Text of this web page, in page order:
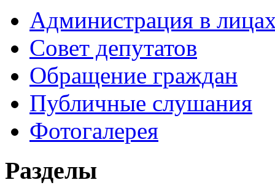
Администрация в
Совет депутатов
Обращение граждан
Публичные слушания
Фотогалерея
Разделы